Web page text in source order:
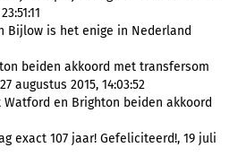
Bijlow is het enige in Nederland
beiden akkoord met transfersom
augustus 2015, 14:03:52
en Brighton beiden akkoord
exact 107 jaar! Gefeliciteerd!, 19 juli